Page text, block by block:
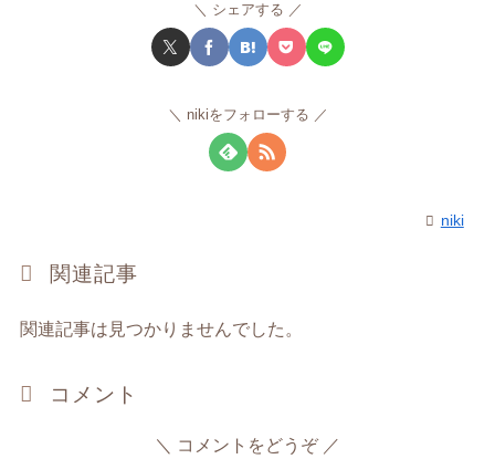
シェアする
nikiをフォローする
niki
関連記事
関連記事は見つかりませんでした。
コメント
コメントをどうぞ